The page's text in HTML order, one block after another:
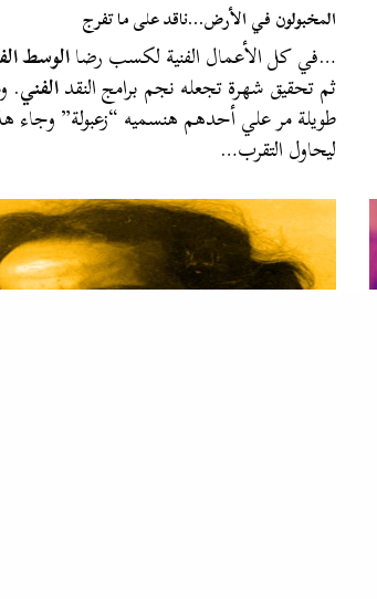
المخبولون في الأرض…ناقد على ما تفرج
…في كل الأعمال الفنية لكسب رضاالوسط
ثم تحقيق شهرة تجعله نجم برامج النقدالفني.
طويلة مر علي أحدهم هنسميه “زعبولة” وجاء
ليحاول التقرب…